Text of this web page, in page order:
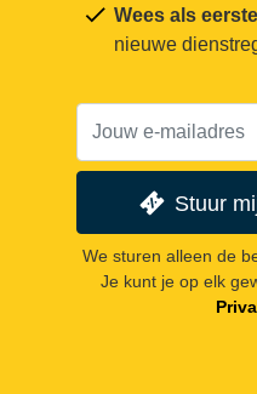
Wees als
nieuwe
Stuur
We sturen alleen de
Je kunt je op elk